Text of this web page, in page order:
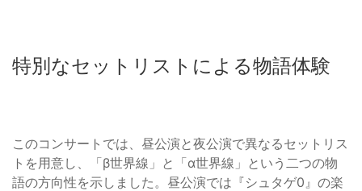
特別なセットリストによる物語体験
このコンサートでは、昼公演と夜公演で異なるセットリス
トを用意し、「β世界線」と「α世界線」という二つの物
語の方向性を示しました。昼公演では『シュタゲ0』の楽